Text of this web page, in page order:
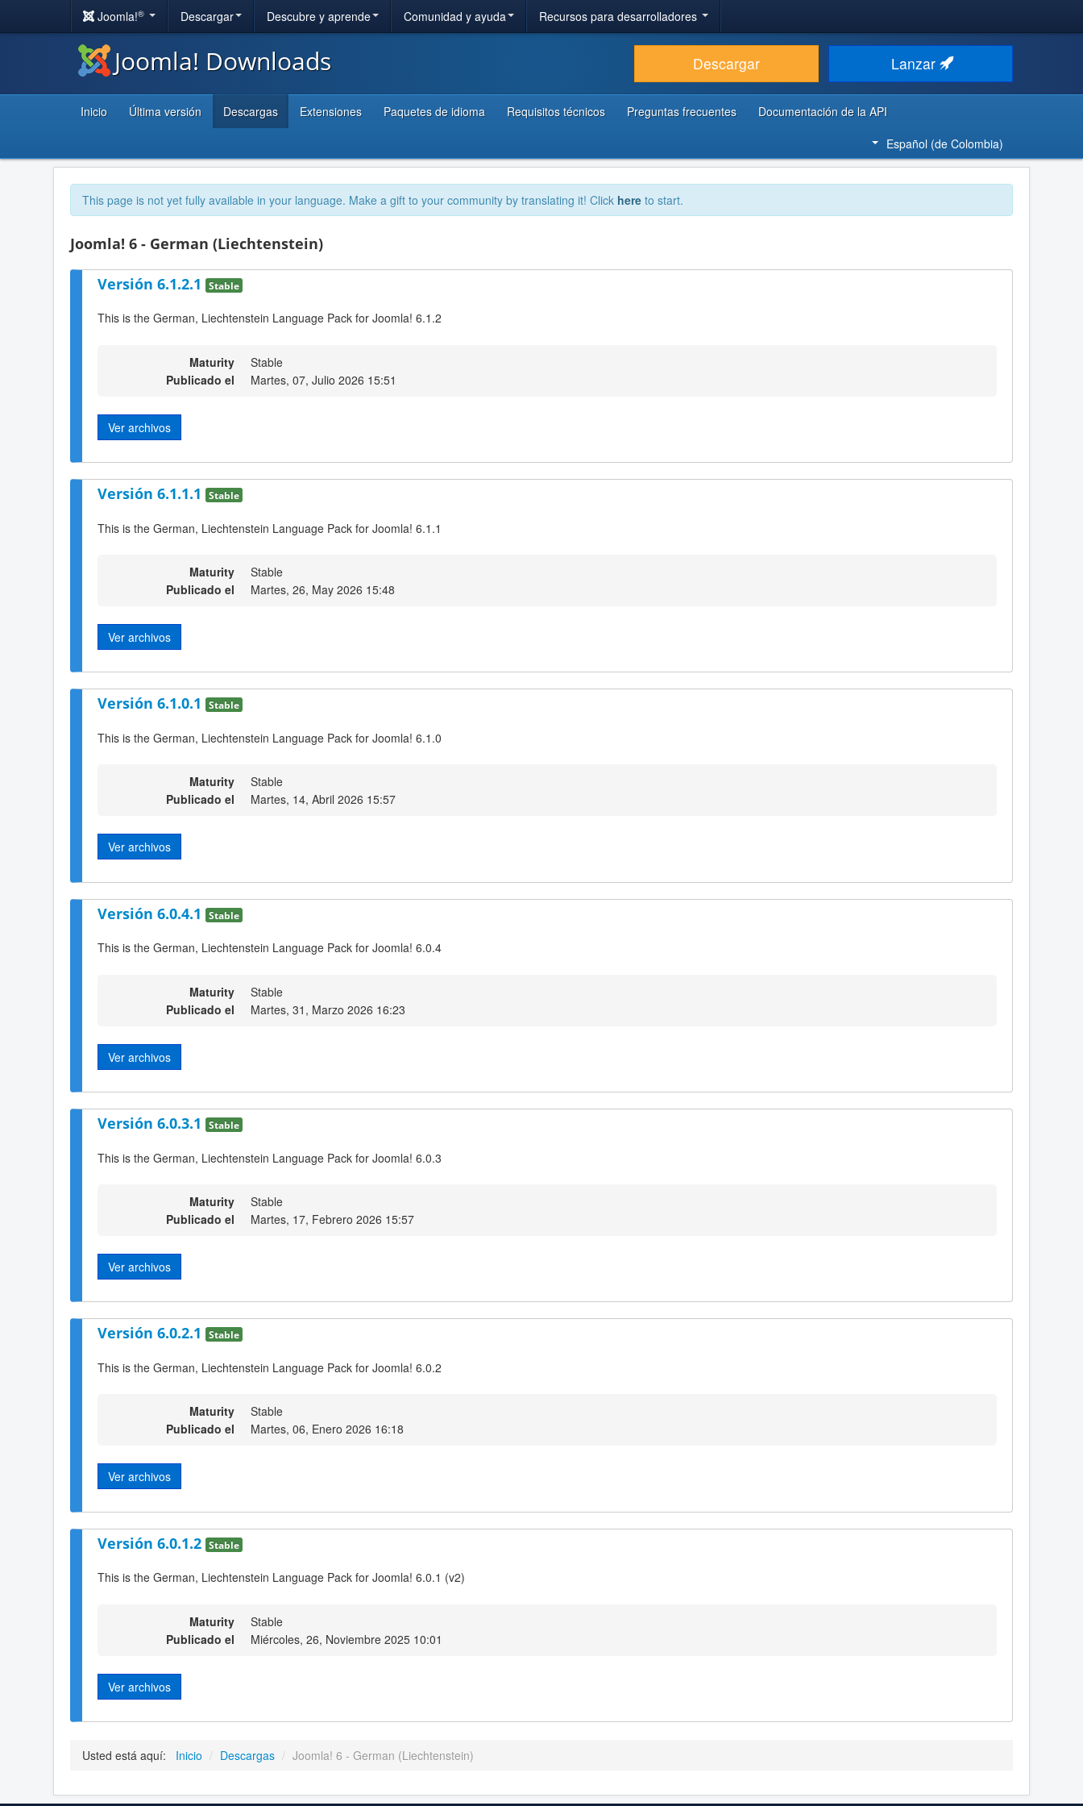
Joomla!® Descargar Descubre y aprende Comunidad y ayuda Recursos para desarrolladores
Joomla! Downloads Descargar Lanzar
Inicio Última versión Descargas Extensiones Paquetes de idioma Requisitos técnicos Preguntas frecuentes
Documentación de la API
Español (de Colombia)
This page is not yet fully available in your language. Make a gift to your community by translating it! Click here to start.
Joomla! 6 - German (Liechtenstein)
Versión 6.1.2.1 Stable
This is the German, Liechtenstein Language Pack for Joomla! 6.1.2
Maturity
Stable
Publicado el
Martes, 07, Julio 2026 15:51
Ver archivos
Versión 6.1.1.1 Stable
This is the German, Liechtenstein Language Pack for Joomla! 6.1.1
Maturity
Stable
Publicado el
Martes, 26, May 2026 15:48
Ver archivos
Versión 6.1.0.1 Stable
This is the German, Liechtenstein Language Pack for Joomla! 6.1.0
Maturity
Stable
Publicado el
Martes, 14, Abril 2026 15:57
Ver archivos
Versión 6.0.4.1 Stable
This is the German, Liechtenstein Language Pack for Joomla! 6.0.4
Maturity
Stable
Publicado el
Martes, 31, Marzo 2026 16:23
Ver archivos
Versión 6.0.3.1 Stable
This is the German, Liechtenstein Language Pack for Joomla! 6.0.3
Maturity
Stable
Publicado el
Martes, 17, Febrero 2026 15:57
Ver archivos
Versión 6.0.2.1 Stable
This is the German, Liechtenstein Language Pack for Joomla! 6.0.2
Maturity
Stable
Publicado el
Martes, 06, Enero 2026 16:18
Ver archivos
Versión 6.0.1.2 Stable
This is the German, Liechtenstein Language Pack for Joomla! 6.0.1 (v2)
Maturity
Stable
Publicado el
Miércoles, 26, Noviembre 2025 10:01
Ver archivos
Usted está aquí: Inicio / Descargas / Joomla! 6 - German (Liechtenstein)